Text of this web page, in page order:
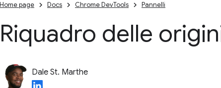
Home page Docs Chrome DevTools Pannelli
Riquadro delle
Dale St. Marthe